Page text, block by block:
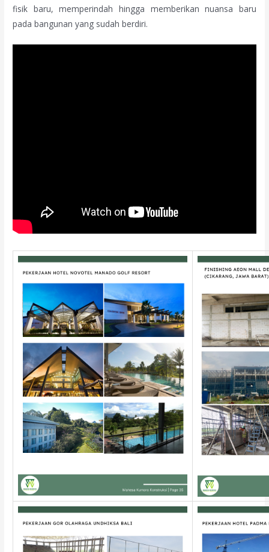
fisik baru, memperindah hingga memberikan nuansa baru
pada bangunan yang sudah berdiri.